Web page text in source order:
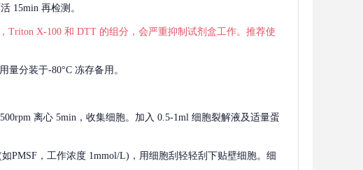
15min 再检测。
Triton X-100 和 DTT 的组分，会严重抑制试剂盒工作。推荐使
量分装于-80°C 冻存备用。
离心 5min，收集细胞。加入 0.5-1ml 细胞裂解液及适量蛋
PMSF，工作浓度 1mmol/L)，用细胞刮轻轻刮下贴壁细胞。细